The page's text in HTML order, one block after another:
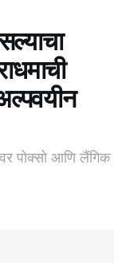
पोक्सो आणि लैंगिक